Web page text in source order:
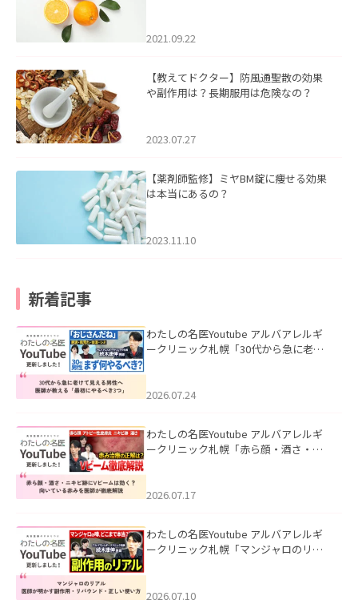
2021.09.22
【教えてドクター】防風通聖散の効果
や副作用は？長期服用は危険なの？
2023.07.27
【薬剤師監修】ミヤBM錠に痩せる効果
は本当にあるの？
2023.11.10
新着記事
わたしの名医Youtube アルバアレルギ
ークリニック札幌「30代から急に老け
た。
2026.07.24
わたしの名医Youtube アルバアレルギ
ークリニック札幌「赤ら顔・酒さ・ニ
した。
2026.07.17
わたしの名医Youtube アルバアレルギ
ークリニック札幌「マンジャロのリア
た。
2026.07.10